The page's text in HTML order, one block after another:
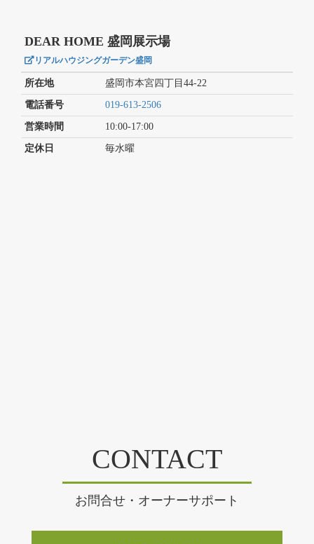
DEAR HOME 盛岡展示場
リアルハウジングガーデン盛岡
所在地 盛岡市本宮四丁目44-22
電話番号 019-613-2506
営業時間 10:00-17:00
定休日 毎水曜
CONTACT
お問合せ・オーナーサポート